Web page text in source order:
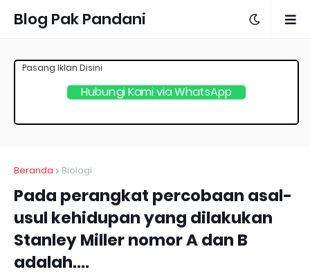
Blog Pak Pandani
Hubungi Kami via WhatsApp
Pasang Iklan Disini
Beranda Biologi
Pada perangkat percobaan asal-
usul kehidupan yang dilakukan
Stanley Miller nomor A dan B
adalah....